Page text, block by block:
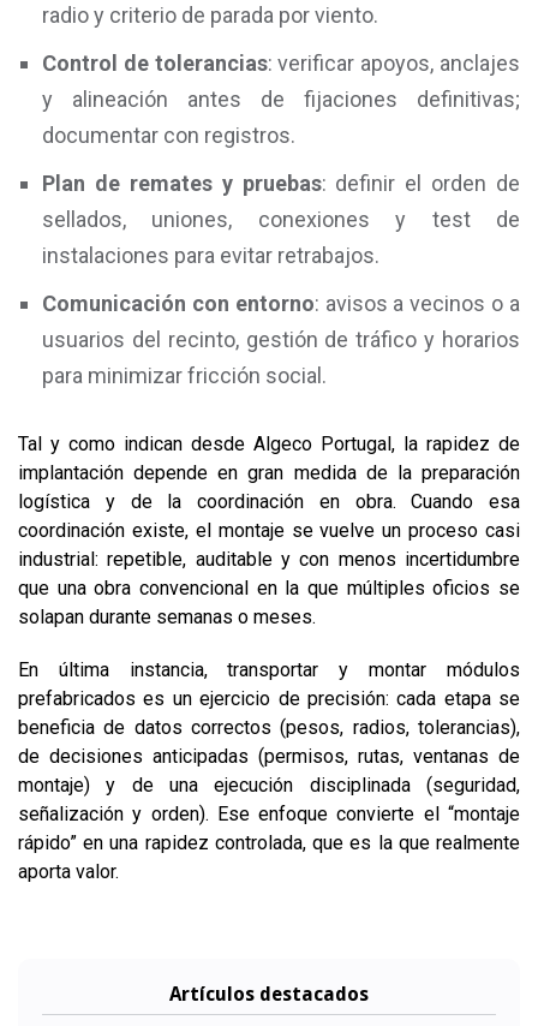
radio y criterio de parada por viento.
Control de tolerancias: verificar apoyos, anclajes
y alineación antes de fijaciones definitivas;
documentar con registros.
Plan de remates y pruebas: definir el orden de
sellados, uniones, conexiones y test de
instalaciones para evitar retrabajos.
Comunicación con entorno: avisos a vecinos o a
usuarios del recinto, gestión de tráfico y horarios
para minimizar fricción social.
Tal y como indican desde Algeco Portugal, la rapidez de
implantación depende en gran medida de la preparación
logística y de la coordinación en obra. Cuando esa
coordinación existe, el montaje se vuelve un proceso casi
industrial: repetible, auditable y con menos incertidumbre
que una obra convencional en la que múltiples oficios se
solapan durante semanas o meses.
En última instancia, transportar y montar módulos
prefabricados es un ejercicio de precisión: cada etapa se
beneficia de datos correctos (pesos, radios, tolerancias),
de decisiones anticipadas (permisos, rutas, ventanas de
montaje) y de una ejecución disciplinada (seguridad,
señalización y orden). Ese enfoque convierte el “montaje
rápido” en una rapidez controlada, que es la que realmente
aporta valor.
Artículos destacados